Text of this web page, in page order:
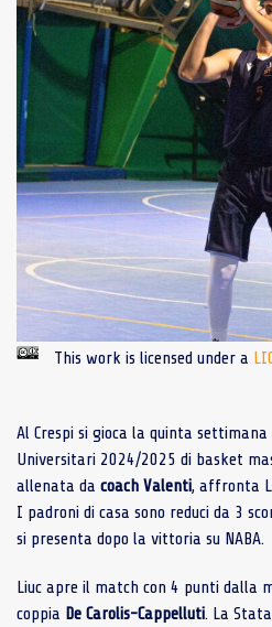
This work is licensed under a
Al Crespi si gioca la quinta settimana
Universitari 2024/2025 di basket
allenata da coach Valenti, affronta
I padroni di casa sono reduci da 3
si presenta dopo la vittoria su NABA.
Liuc apre il match con 4 punti dalla
coppia De Carolis-Cappelluti. La